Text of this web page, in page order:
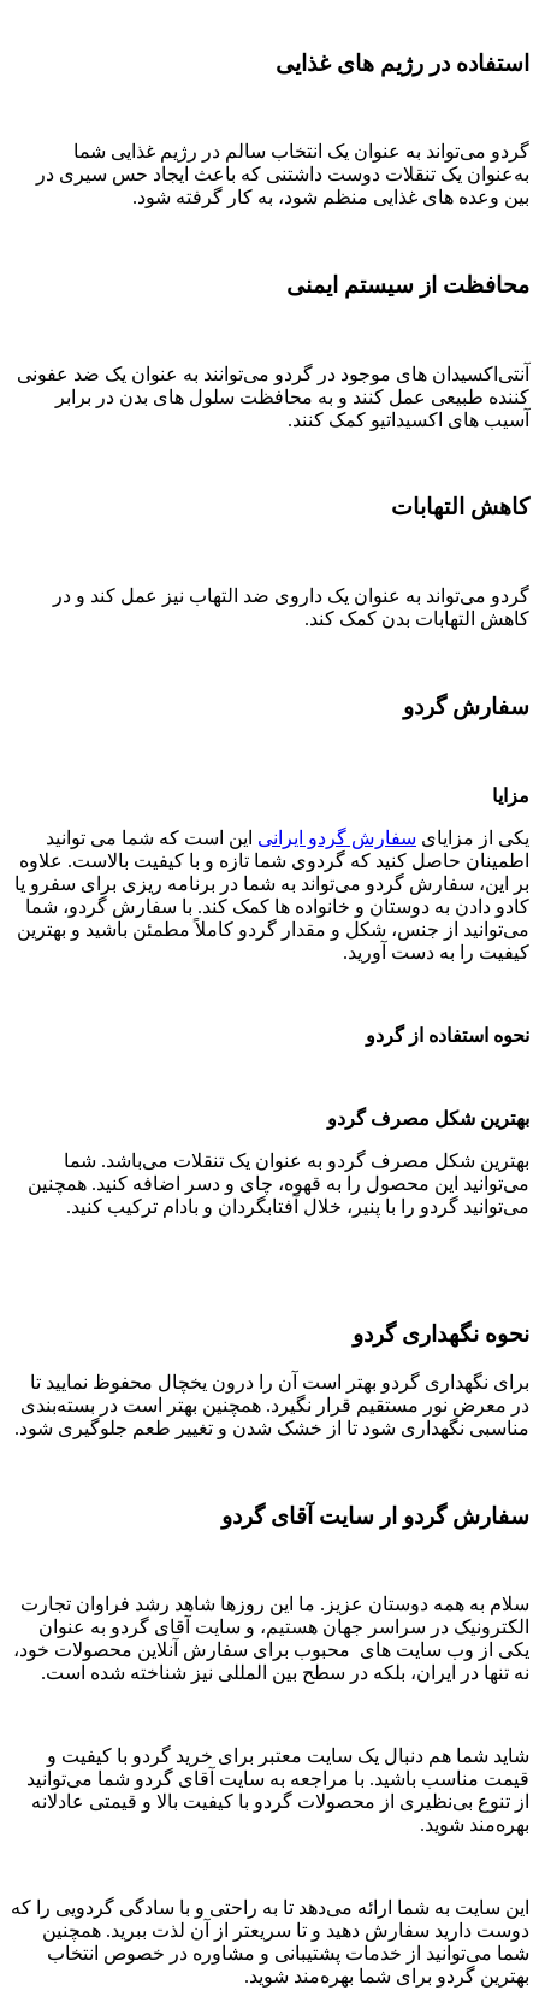
استفاده در رژیم های غذایی
گردو می‌تواند به عنوان یک انتخاب سالم در رژیم غذایی شما
به‌عنوان یک تنقلات دوست داشتنی که باعث ایجاد حس سیری در
بین وعده های غذایی منظم شود، به کار گرفته شود.
محافظت از سیستم ایمنی
آنتی‌اکسیدان های موجود در گردو می‌توانند به عنوان یک ضد عفونی
کننده طبیعی عمل کنند و به محافظت سلول های بدن در برابر
آسیب های اکسیداتیو کمک کنند.
کاهش التهابات
گردو می‌تواند به عنوان یک داروی ضد التهاب نیز عمل کند و در
کاهش التهابات بدن کمک کند.
سفارش گردو
مزایا
یکی از مزایای سفارش گردو ایرانی این است که شما می توانید
اطمینان حاصل کنید که گردوی شما تازه و با کیفیت بالاست. علاوه
بر این، سفارش گردو می‌تواند به شما در برنامه ریزی برای سفرو یا
کادو دادن به دوستان و خانواده ها کمک کند. با سفارش گردو، شما
می‌توانید از جنس، شکل و مقدار گردو کاملاً مطمئن باشید و بهترین
کیفیت را به دست آورید.
نحوه استفاده از گردو
بهترین شکل مصرف گردو
بهترین شکل مصرف گردو به عنوان یک تنقلات می‌باشد. شما
می‌توانید این محصول را به قهوه، چای و دسر اضافه کنید. همچنین
می‌توانید گردو را با پنیر، خلال آفتابگردان و بادام ترکیب کنید.
نحوه نگهداری گردو
برای نگهداری گردو بهتر است آن را درون یخچال محفوظ نمایید تا
در معرض نور مستقیم قرار نگیرد. همچنین بهتر است در بسته‌بندی
مناسبی نگهداری شود تا از خشک شدن و تغییر طعم جلوگیری شود.
سفارش گردو ار سایت آقای گردو
سلام به همه دوستان عزیز. ما این روزها شاهد رشد فراوان تجارت
الکترونیک در سراسر جهان هستیم، و سایت آقای گردو به عنوان
یکی از وب سایت های محبوب برای سفارش آنلاین محصولات خود،
نه تنها در ایران، بلکه در سطح بین المللی نیز شناخته شده است.
شاید شما هم دنبال یک سایت معتبر برای خرید گردو با کیفیت و
قیمت مناسب باشید. با مراجعه به سایت آقای گردو شما می‌توانید
از تنوع بی‌نظیری از محصولات گردو با کیفیت بالا و قیمتی عادلانه
بهره‌مند شوید.
این سایت به شما ارائه می‌دهد تا به راحتی و با سادگی گردویی را که
دوست دارید سفارش دهید و تا سریعتر از آن لذت ببرید. همچنین
شما می‌توانید از خدمات پشتیبانی و مشاوره در خصوص انتخاب
بهترین گردو برای شما بهره‌مند شوید.